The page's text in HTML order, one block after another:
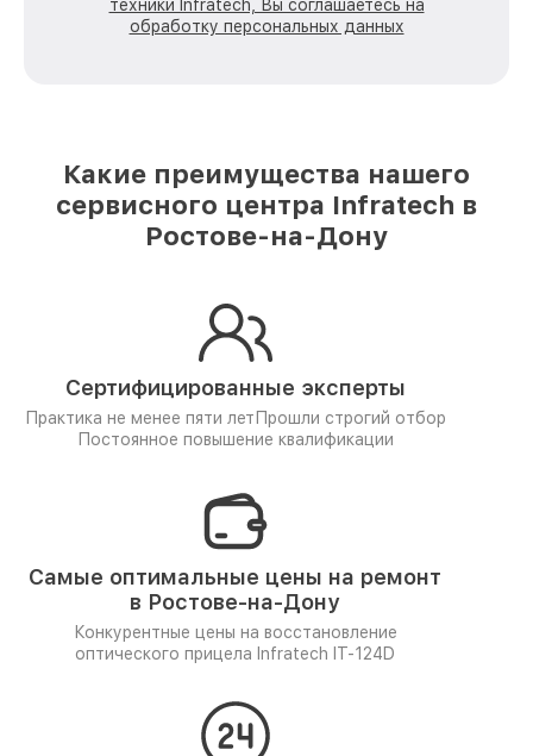
техники Infratech, Вы соглашаетесь на
обработку персональных данных
Какие преимущества нашего
сервисного центра Infratech в
Ростове-на-Дону
Сертифицированные эксперты
Практика не менее пяти лет Прошли строгий отбор
Постоянное повышение квалификации
Самые оптимальные цены на ремонт
в Ростове-на-Дону
Конкурентные цены на восстановление
оптического прицела Infratech IT-124D